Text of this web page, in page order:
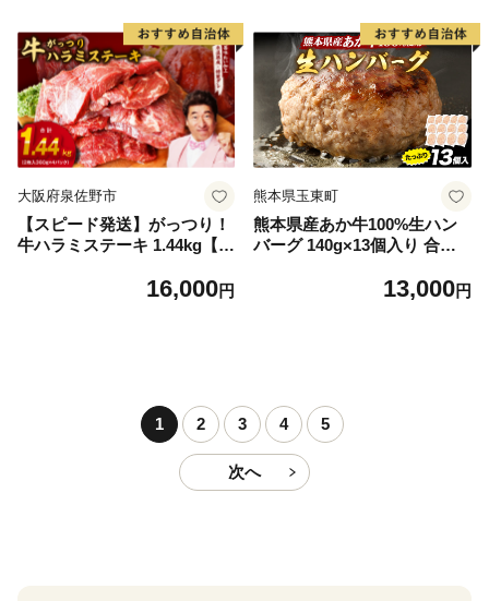
大阪府泉佐野市
【スピード発送】がっつり！
牛ハラミステーキ 1.44kg【氷
g×4パック 牛肉 すてーき 焼
16,000円
熊本県玉東町
熊本県産あか牛100%生ハン
バーグ 140g×13個入り 合計1
に出荷予定(土日祝除く)》熊
13,000円
1 2 3 4 5
次へ